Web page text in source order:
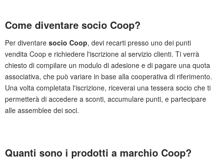
Come diventare socio Coop?
Per diventare socio Coop, devi recarti presso uno dei punti
vendita Coop e richiedere l'iscrizione al servizio clienti. Ti verrà
chiesto di compilare un modulo di adesione e di pagare una quota
associativa, che può variare in base alla cooperativa di riferimento.
Una volta completata l'iscrizione, riceverai una tessera socio che ti
permetterà di accedere a sconti, accumulare punti, e partecipare
alle assemblee dei soci.
Quanti sono i prodotti a marchio Coop?